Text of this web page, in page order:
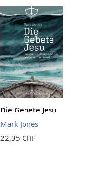
Die Gebete Jesu
Mark Jones
22,35 CHF